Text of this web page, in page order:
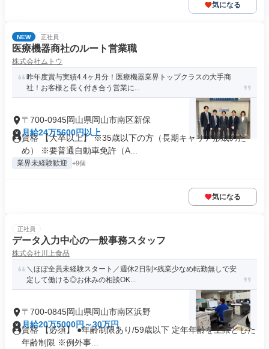
気になる
NEW 正社員
医療機器商社のルート営業職
株式会社ムトウ
昨年度賞与実績4.4ヶ月分！医療機器業界トップクラスの大手商
社！お客様と長く付き合う営業に...
〒700-0945岡山県岡山市南区新保
月給24万5600円以上
資格 【大卒以上】 ※35歳以下の方（長期キャリア形成のた
め） ※要普通自動車免許（A...
業界未経験歓迎 +9個
気になる
正社員
データ入力中心の一般事務スタッフ
株式会社川上食品
＼ほぼ全員未経験スタート／週休2日制×残業少なめ転勤無しで安
定して働ける◎お休みの相談OK...
〒700-0845岡山県岡山市南区浜野
月給20万5000円～30万円
資格 【必須】 ●年齢制限あり/59歳以下 定年年齢を上限とした
年齢制限 ※例外事...